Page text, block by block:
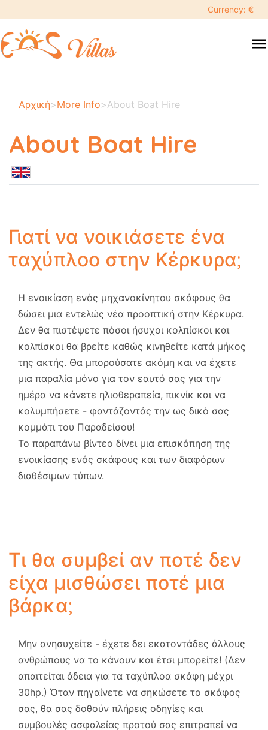
Currency: €
menu
Αρχική>More Info>About Boat Hire
About Boat Hire
Γιατί να νοικιάσετε ένα
ταχύπλοο στην Κέρκυρα;
Η ενοικίαση ενός μηχανοκίνητου σκάφους θα
δώσει μια εντελώς νέα προοπτική στην Κέρκυρα.
Δεν θα πιστέψετε πόσοι ήσυχοι κολπίσκοι και
κολπίσκοι θα βρείτε καθώς κινηθείτε κατά μήκος
της ακτής. Θα μπορούσατε ακόμη και να έχετε
μια παραλία μόνο για τον εαυτό σας για την
ημέρα να κάνετε ηλιοθεραπεία, πικνίκ και να
κολυμπήσετε - φαντάζοντάς την ως δικό σας
κομμάτι του Παραδείσου!
Το παραπάνω βίντεο δίνει μια επισκόπηση της
ενοικίασης ενός σκάφους και των διαφόρων
διαθέσιμων τύπων.
Τι θα συμβεί αν ποτέ δεν
είχα μισθώσει ποτέ μια
βάρκα;
Μην ανησυχείτε - έχετε δει εκατοντάδες άλλους
ανθρώπους να το κάνουν και έτσι μπορείτε! (Δεν
απαιτείται άδεια για τα ταχύπλοα σκάφη μέχρι
30hp.) Όταν πηγαίνετε να σηκώσετε το σκάφος
σας, θα σας δοθούν πλήρεις οδηγίες και
συμβουλές ασφαλείας προτού σας επιτραπεί να